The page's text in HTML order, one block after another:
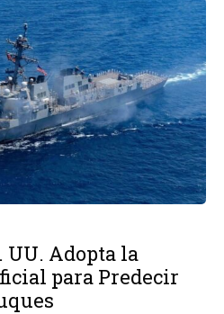
UU. Adopta la
para Predecir